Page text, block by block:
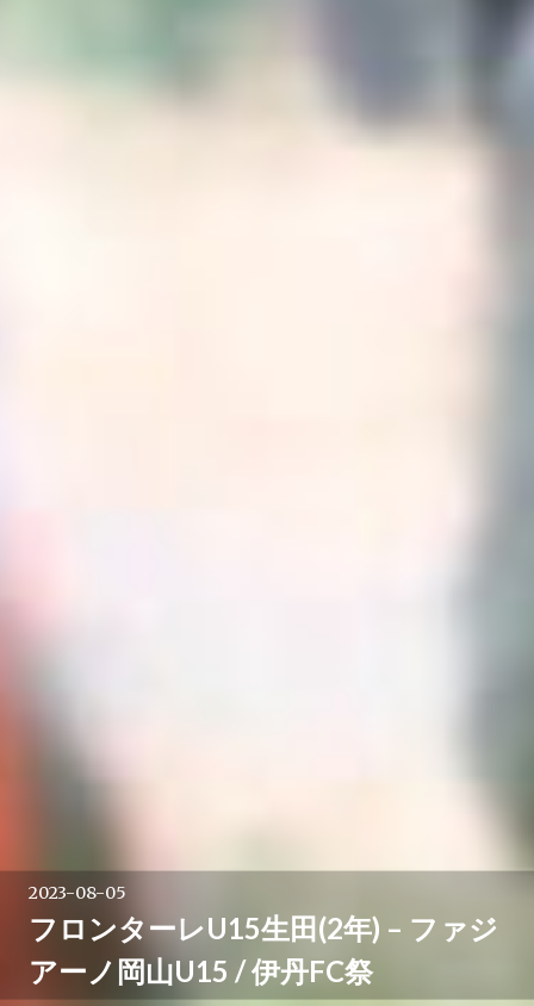
2023-08-05
フロンターレU15生田(2年) – ファジ
アーノ岡山U15 / 伊丹FC祭